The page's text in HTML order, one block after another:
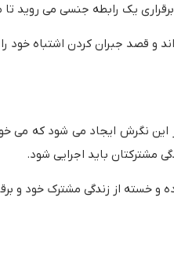
یک رابطه جنسی می روید
و قصد جبران کردن اشتباه خود
این نگرش ایجاد می شود که می
مشترکتان باید اجرایی شود.
و خسته از زندگی مشترک خود و